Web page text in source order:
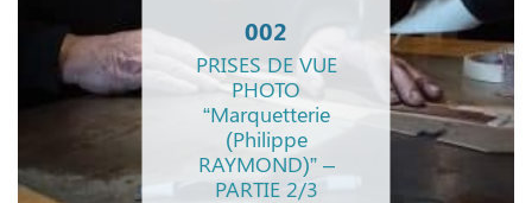
002
PRISES DE VUE
PHOTO
“Marquetterie
(Philippe
RAYMOND)” –
PARTIE 2/3